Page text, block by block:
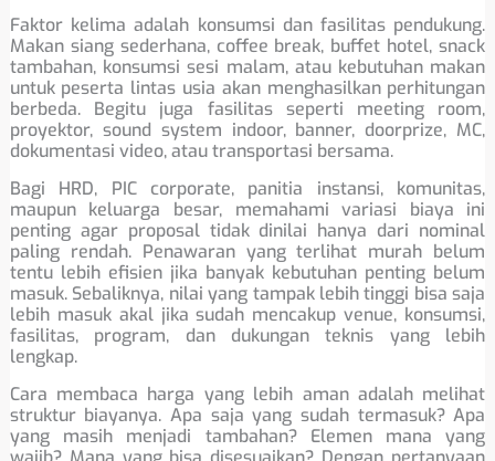
Faktor kelima adalah konsumsi dan fasilitas pendukung.
Makan siang sederhana, coffee break, buffet hotel, snack
tambahan, konsumsi sesi malam, atau kebutuhan makan
untuk peserta lintas usia akan menghasilkan perhitungan
berbeda. Begitu juga fasilitas seperti meeting room,
proyektor, sound system indoor, banner, doorprize, MC,
dokumentasi video, atau transportasi bersama.
Bagi HRD, PIC corporate, panitia instansi, komunitas,
maupun keluarga besar, memahami variasi biaya ini
penting agar proposal tidak dinilai hanya dari nominal
paling rendah. Penawaran yang terlihat murah belum
tentu lebih efisien jika banyak kebutuhan penting belum
masuk. Sebaliknya, nilai yang tampak lebih tinggi bisa saja
lebih masuk akal jika sudah mencakup venue, konsumsi,
fasilitas, program, dan dukungan teknis yang lebih
lengkap.
Cara membaca harga yang lebih aman adalah melihat
struktur biayanya. Apa saja yang sudah termasuk? Apa
yang masih menjadi tambahan? Elemen mana yang